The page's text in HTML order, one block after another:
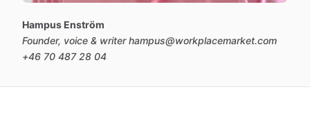
Hampus Enström
Founder, voice & writer hampus@workplacemarket.com
+46 70 487 28 04